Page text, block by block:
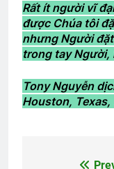
2
3
Rất ít người vĩ
được Chúa tôi
nhưng Người
trong tay Người,
Tony Nguyễn
Houston,